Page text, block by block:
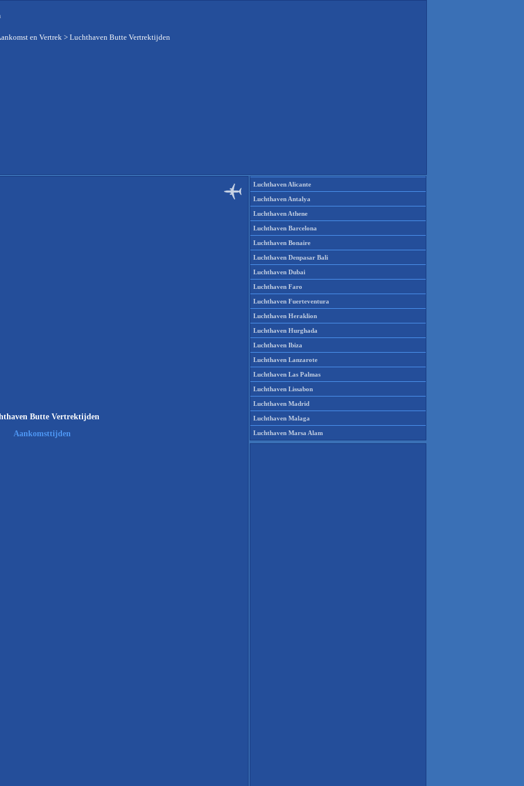
en Vertrek > Luchthaven Butte Vertrektijden
Butte Vertrektijden
Aankomsttijden
Luchthaven Alicante
Luchthaven Antalya
Luchthaven Athene
Luchthaven Barcelona
Luchthaven Bonaire
Luchthaven Denpasar Bali
Luchthaven Dubai
Luchthaven Faro
Luchthaven Fuerteventura
Luchthaven Heraklion
Luchthaven Hurghada
Luchthaven Ibiza
Luchthaven Lanzarote
Luchthaven Las Palmas
Luchthaven Lissabon
Luchthaven Madrid
Luchthaven Malaga
Luchthaven Marsa Alam